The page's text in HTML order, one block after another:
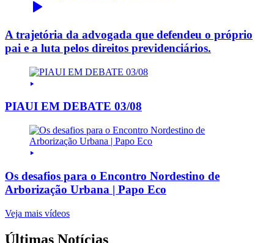
A trajetória da advogada que defendeu o próprio
pai e a luta pelos direitos previdenciários.
PIAUI EM DEBATE 03/08
Os desafios para o Encontro Nordestino de
Arborização Urbana | Papo Eco
Veja mais vídeos
Últimas Notícias